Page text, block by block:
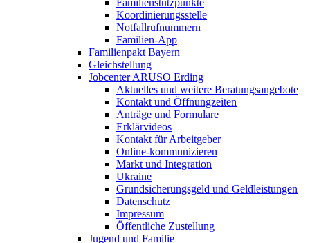
Familienstützpunkte
Koordinierungsstelle
Notfallrufnummern
Familien-App
Familienpakt Bayern
Gleichstellung
Jobcenter ARUSO Erding
Aktuelles und weitere Beratungsangebote
Kontakt und Öffnungzeiten
Anträge und Formulare
Erklärvideos
Kontakt für Arbeitgeber
Online-kommunizieren
Markt und Integration
Ukraine
Grundsicherungsgeld und Geldleistungen
Datenschutz
Impressum
Öffentliche Zustellung
Jugend und Familie